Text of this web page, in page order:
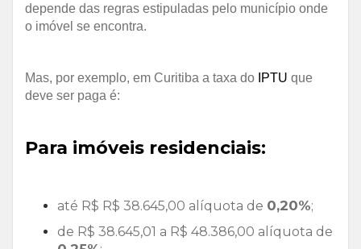
depende das regras estipuladas pelo município onde
o imóvel se encontra.
Mas, por exemplo, em Curitiba a taxa do IPTU que
deve ser paga é:
Para imóveis residenciais:
até R$ R$ 38.645,00 alíquota de 0,20%;
de R$ 38.645,01 a R$ 48.386,00 alíquota de